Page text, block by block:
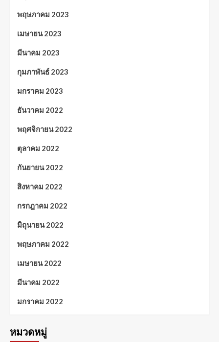
พฤษภาคม 2023
เมษายน 2023
มีนาคม 2023
กุมภาพันธ์ 2023
มกราคม 2023
ธันวาคม 2022
พฤศจิกายน 2022
ตุลาคม 2022
กันยายน 2022
สิงหาคม 2022
กรกฎาคม 2022
มิถุนายน 2022
พฤษภาคม 2022
เมษายน 2022
มีนาคม 2022
มกราคม 2022
หมวดหมู่